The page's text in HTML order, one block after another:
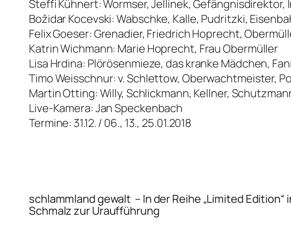
Steffi Kühnert: Wormser, Jellinek, Gefängnisdirektor,
Božidar Kocevski: Wabschke, Kalle, Pudritzki,
Felix Goeser: Grenadier, Friedrich Hoprecht,
Katrin Wichmann: Marie Hoprecht, Frau Obermüller
Lisa Hrdina: Plörösenmieze, das kranke Mädchen,
Timo Weisschnur: v. Schlettow, Oberwachtmeister,
Martin Otting: Willy, Schlickmann, Kellner,
Live-Kamera: Jan Speckenbach
Termine: 31.12. / 06., 13., 25.01.2018
schlammland gewalt – In der Reihe „Limited
Schmalz zur Uraufführung